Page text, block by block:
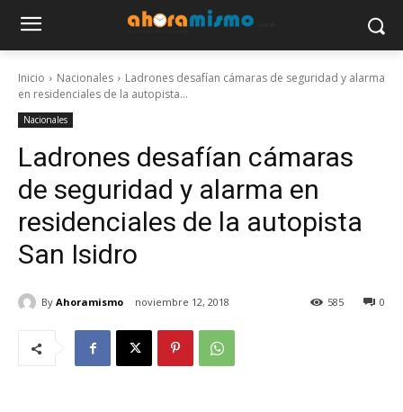
Inicio Nacionales
Ladrones desafían cámaras de seguridad y alarma
en residenciales de la autopista...
Nacionales
Ladrones desafían cámaras
de seguridad y alarma en
residenciales de la autopista
San Isidro
By Ahoramismo noviembre 12, 2018 0
585